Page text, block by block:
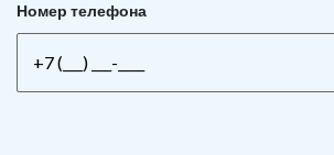
Номер телефона